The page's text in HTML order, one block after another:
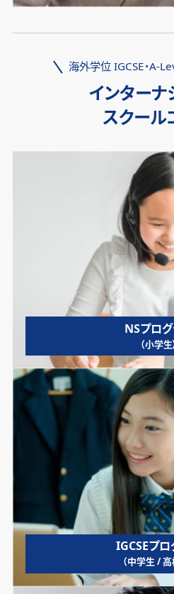
海外学位 IGCSE・A-
インターナ
スクール
NSプロ
（小学生
IGCSEプロ
（中学生 / 高